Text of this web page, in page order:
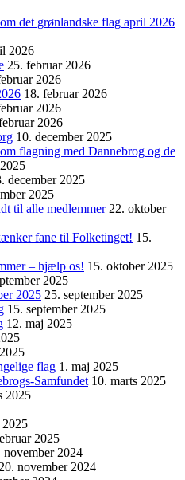
det grønlandske flag april 2026
2026
25. februar 2026
2026
18. februar 2026
2026
2026
10. december 2025
flagning med Dannebrog og de
december 2025
2025
til alle medlemmer 22. oktober
fane til Folketinget! 15.
– hjælp os! 15. oktober 2025
2025
2025 25. september 2025
15. september 2025
12. maj 2025
flag 1. maj 2025
Samfundet 10. marts 2025
2025
2025
2025
november 2024
november 2024